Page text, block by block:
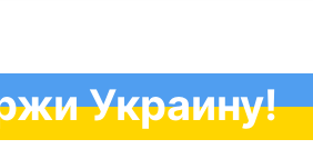
Украину!